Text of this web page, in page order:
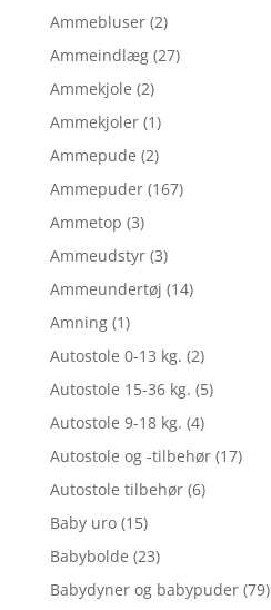
Ammebluser (2)
Ammeindlæg (27)
Ammekjole (2)
Ammekjoler (1)
Ammepude (2)
Ammepuder (167)
Ammetop (3)
Ammeudstyr (3)
Ammeundertøj (14)
Amning (1)
Autostole 0-13 kg. (2)
Autostole 15-36 kg. (5)
Autostole 9-18 kg. (4)
Autostole og -tilbehør (17)
Autostole tilbehør (6)
Baby uro (15)
Babybolde (23)
Babydyner og babypuder (79)